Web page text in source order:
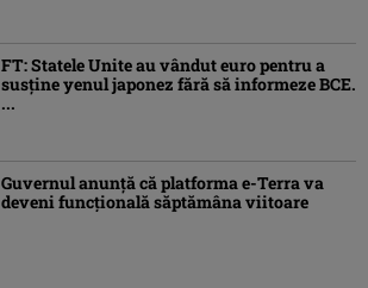
FT: Statele Unite au vândut euro pentru a
susține yenul japonez fără să informeze BCE.
...
Guvernul anunță că platforma e-Terra va
deveni funcţională săptămâna viitoare